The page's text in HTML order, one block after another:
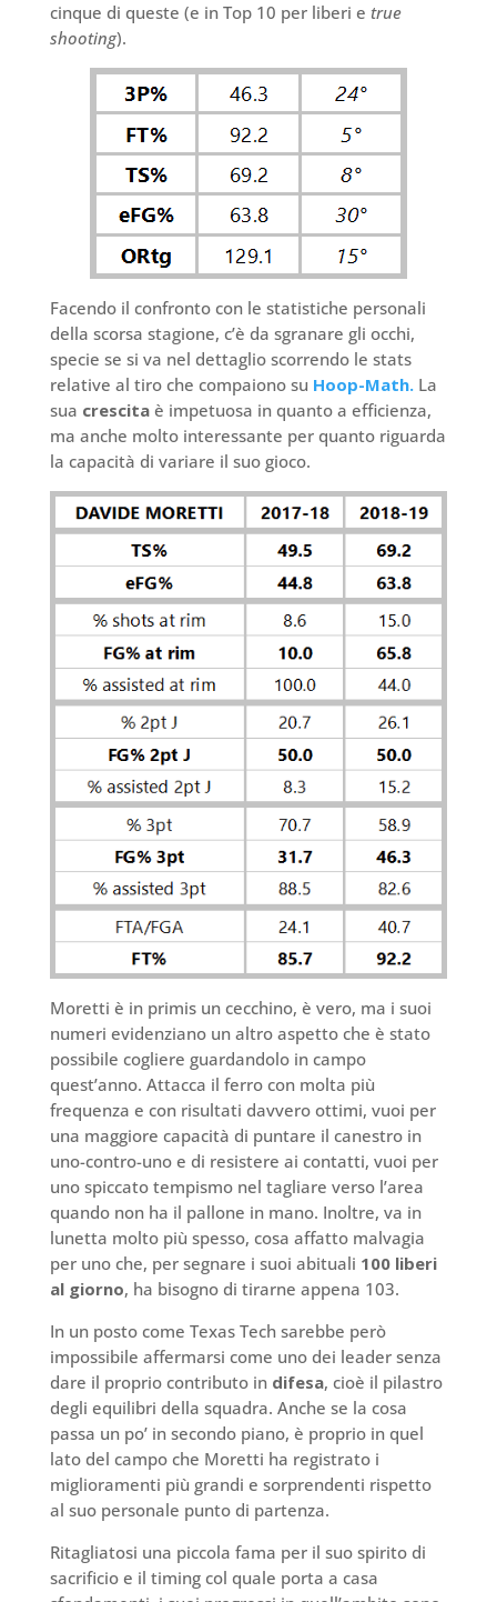
cinque di queste (e in Top 10 per liberi e true
shooting).
Facendo il confronto con le statistiche personali
della scorsa stagione, c’è da sgranare gli occhi,
specie se si va nel dettaglio scorrendo le stats
relative al tiro che compaiono su Hoop-Math.La
sua crescitaè impetuosa in quanto a efficienza,
ma anche molto interessante per quanto riguarda
la capacità di variare il suo gioco.
Moretti è in primis un cecchino, è vero, ma i suoi
numeri evidenziano un altro aspetto che è stato
possibile cogliere guardandolo in campo
quest’anno. Attacca il ferro con molta più
frequenza e con risultati davvero ottimi, vuoi per
una maggiore capacità di puntare il canestro in
uno-contro-uno e di resistere ai contatti, vuoi per
uno spiccato tempismo nel tagliare verso l’area
quando non ha il pallone in mano. Inoltre, va in
lunetta molto più spesso, cosa affatto malvagia
per uno che, per segnare i suoi abituali 100 liberi
al giorno, ha bisogno di tirarne appena 103.
In un posto come Texas Tech sarebbe però
impossibile affermarsi come uno dei leader senza
dare il proprio contributo in difesa, cioè il pilastro
degli equilibri della squadra. Anche se la cosa
passa un po’ in secondo piano, è proprio in quel
lato del campo che Moretti ha registrato i
miglioramenti più grandi e sorprendenti rispetto
al suo personale punto di partenza.
Ritagliatosi una piccola fama per il suo spirito di
sacrificio e il timing col quale porta a casa